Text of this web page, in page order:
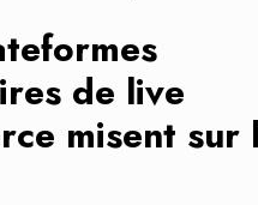
de live
misent sur